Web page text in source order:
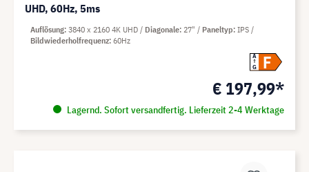
UHD, 60Hz, 5ms
A
G
F
€ 197,99*
Lagernd. Sofort versandfertig. Lieferzeit 2-4 Werktage
Auflösung 3840 x 2160 4K UHD Diagonale 27" Paneltyp IPS
Bildwiederholfrequenz 60Hz